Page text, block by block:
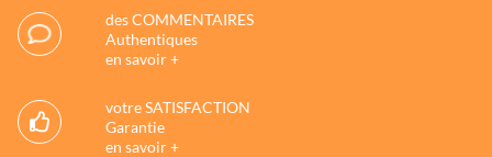
des COMMENTAIRES
Authentiques
en savoir +
votre SATISFACTION
Garantie
en savoir +